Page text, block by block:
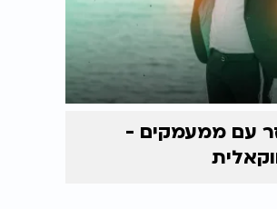
עם ממעמקים -